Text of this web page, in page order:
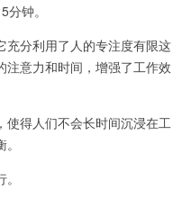
钟。
分利用了人的专注度有限这
意力和时间，增强了工作效
得人们不会长时间沉浸在工